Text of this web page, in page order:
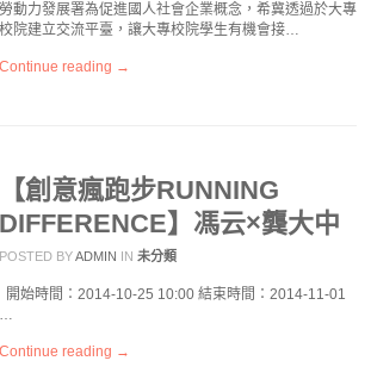
勞動力發展署為促進國人社會企業概念，希冀透過於大專
校院建立交流平臺，讓大專校院學生有機會接…
Continue reading →
【創意瘋跑步RUNNING
DIFFERENCE】馮云×龔大中
POSTED BYADMIN IN 未分類
開始時間：2014-10-25 10:00 結束時間：2014-11-01
…
Continue reading →